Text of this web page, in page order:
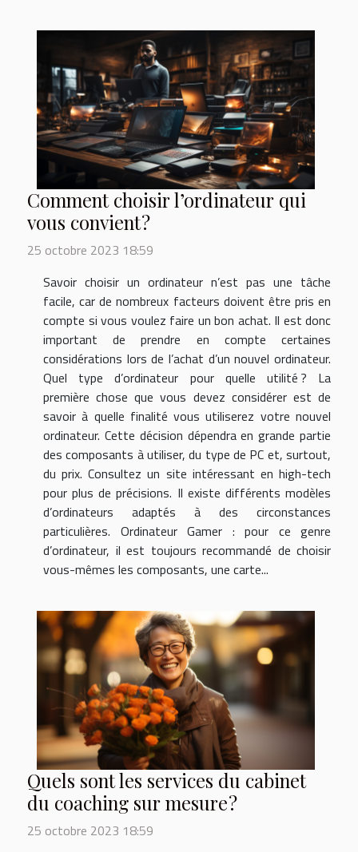
Comment choisir l’ordinateur qui
vous convient ?
25 octobre 2023 18:59
Savoir choisir un ordinateur n’est pas une tâche
facile, car de nombreux facteurs doivent être pris en
compte si vous voulez faire un bon achat. Il est donc
important de prendre en compte certaines
considérations lors de l’achat d’un nouvel ordinateur.
Quel type d’ordinateur pour quelle utilité ? La
première chose que vous devez considérer est de
savoir à quelle finalité vous utiliserez votre nouvel
ordinateur. Cette décision dépendra en grande partie
des composants à utiliser, du type de PC et, surtout,
du prix. Consultez un site intéressant en high-tech
pour plus de précisions. Il existe différents modèles
d’ordinateurs adaptés à des circonstances
particulières. Ordinateur Gamer : pour ce genre
d’ordinateur, il est toujours recommandé de choisir
vous-mêmes les composants, une carte...
Quels sont les services du cabinet
du coaching sur mesure ?
25 octobre 2023 18:59